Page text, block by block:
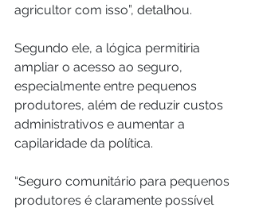
agricultor com isso”, detalhou.
Segundo ele, a lógica permitiria
ampliar o acesso ao seguro,
especialmente entre pequenos
produtores, além de reduzir custos
administrativos e aumentar a
capilaridade da política.
“Seguro comunitário para pequenos
produtores é claramente possível